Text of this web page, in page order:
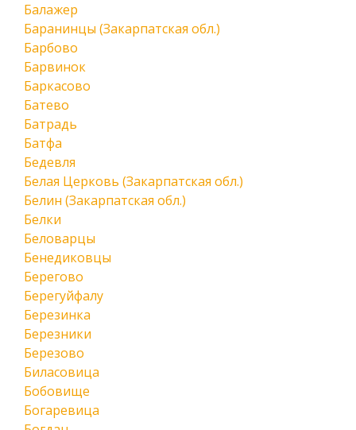
Балажер
Баранинцы (Закарпатская обл.)
Барбово
Барвинок
Баркасово
Батево
Батрадь
Батфа
Бедевля
Белая Церковь (Закарпатская обл.)
Белин (Закарпатская обл.)
Белки
Беловарцы
Бенедиковцы
Берегово
Берегуйфалу
Березинка
Березники
Березово
Биласовица
Бобовище
Богаревица